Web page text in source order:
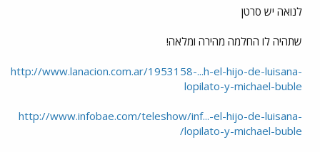
א
ר
ך
לנואה יש סרטן
שתהיה לו החלמה מהירה ומלאה!
http://www.lanacion.com.ar/1953158-...h-el-hijo-de-luisana-
lopilato-y-michael-buble
http://www.infobae.com/teleshow/inf...-el-hijo-de-luisana-
lopilato-y-michael-buble/